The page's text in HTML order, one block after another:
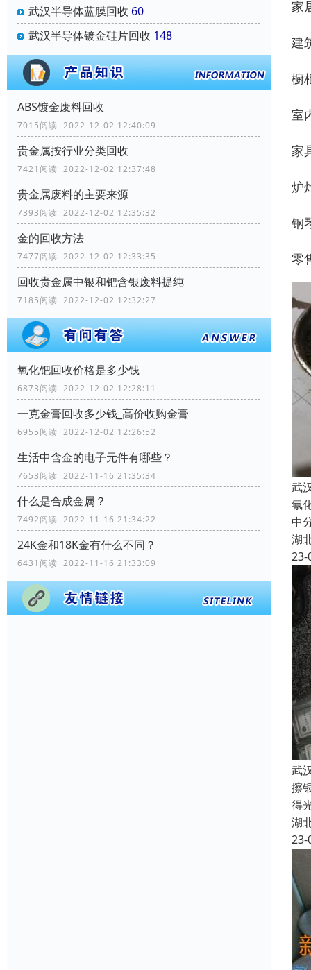
武汉半导体蓝膜回收 60
武汉半导体镀金硅片回收 148
ABS镀金废料回收
7015阅读 2022-12-02 12:40:09
贵金属按行业分类回收
7421阅读 2022-12-02 12:37:48
贵金属废料的主要来源
7393阅读 2022-12-02 12:35:32
金的回收方法
7477阅读 2022-12-02 12:33:35
回收贵金属中银和钯含银废料提纯
7185阅读 2022-12-02 12:32:27
氧化钯回收价格是多少钱
6873阅读 2022-12-02 12:28:11
一克金膏回收多少钱_高价收购金膏
6955阅读 2022-12-02 12:26:52
生活中含金的电子元件有哪些？
7653阅读 2022-11-16 21:35:34
什么是合成金属？
7492阅读 2022-11-16 21:34:22
24K金和18K金有什么不同？
6431阅读 2022-11-16 21:33:09
家
建
橱
室
家
炉
钢
零
武
氰
中
湖
23-
武
擦
得
湖
23-